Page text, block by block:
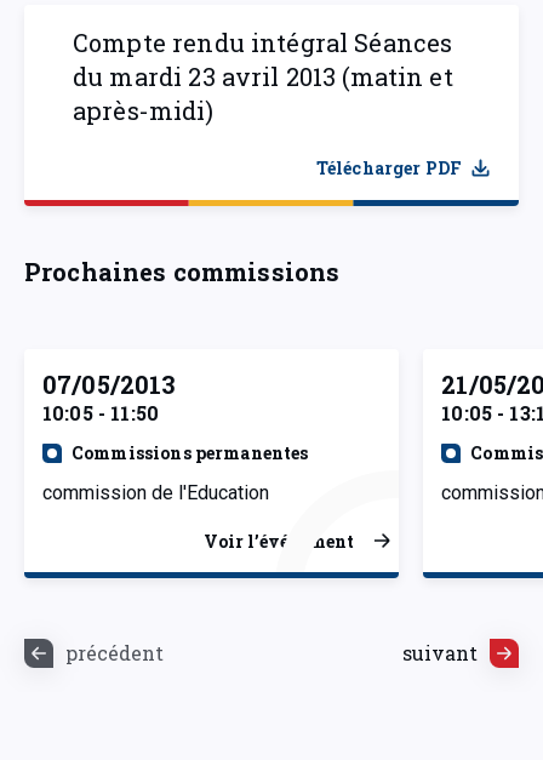
Compte rendu intégral Séances
du mardi 23 avril 2013 (matin et
après-midi)
Télécharger PDF
Prochaines commissions
07/05/2013
10:05 - 11:50
Commissions permanentes
commission de l'Education
Voir l’événement
21/05/
10:05 -
précédent suivant